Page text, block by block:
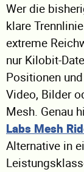
Wer die
klare
extreme
nur Kilobit-
Positionen
Video, Bilder
Mesh. Genau
Labs Mesh
Alternative in